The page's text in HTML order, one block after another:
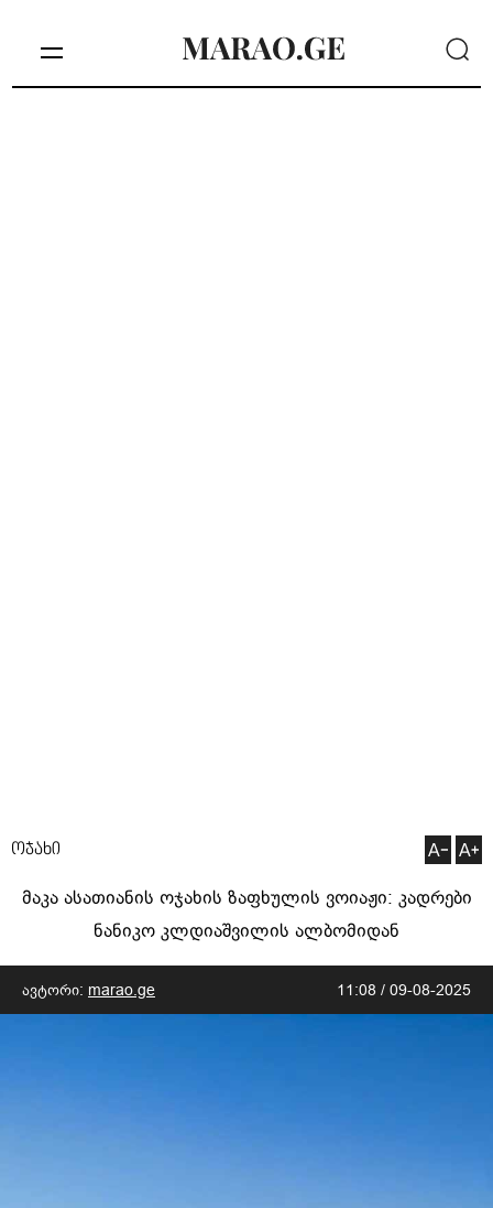
ოჯახი
მაკა ასათიანის ოჯახის ზაფხულის ვოიაჟი: კადრები
ნანიკო კლდიაშვილის ალბომიდან
ავტორი: marao.ge 11:08 / 09-08-2025